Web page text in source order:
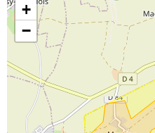
+
−